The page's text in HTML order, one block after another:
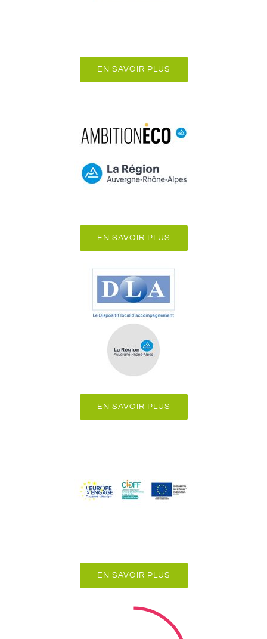
EN SAVOIR PLUS
EN SAVOIR PLUS
EN SAVOIR PLUS
EN SAVOIR PLUS